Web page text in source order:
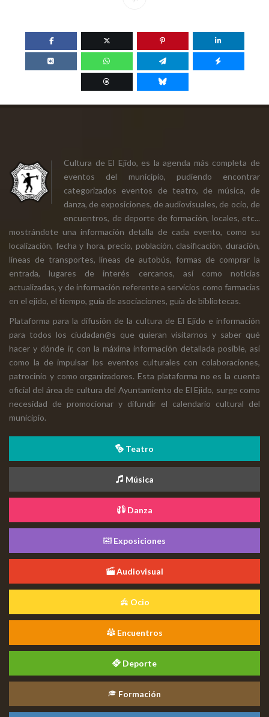
Cultura de El Ejido, es la agenda más completa de
eventos del municipio, pudiendo encontrar
categorizados eventos de teatro, de música, de
danza, de exposiciones, de audiovisuales, de ocio, de
encuentros, de deporte de formación, locales, etc...
mostrándote una información detalla de cada evento, como su
localización, fecha y hora, precio, población, clasificación, duración,
líneas de transportes, líneas de autobús, formas de comprar la
entrada, lugares de interés cercanos, así como noticias
actualizadas, y de información referente a servicios como farmacias
en el ejido, el tiempo, guía de asociaciones, guía de bibliotecas.
Plataforma para la difusión de la cultura de El Ejido e información
para todos los ciudadan@s que quieran visitarnos y saber qué
hacer y dónde ir, con la máxima información detallada posible, así
como la de impulsar los eventos culturales con colaboraciones,
patrocinio y como organizadores. Esta plataforma no es la cuenta
oficial del área de cultura del Ayuntamiento de El Ejido, surge como
necesidad de promocionar y difundir el calendario cultural del
municipio.
Teatro
Música
Danza
Exposiciones
Audiovisual
Ocio
Encuentros
Deporte
Formación